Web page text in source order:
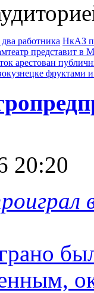
работника НкАЗ
представит в
арестован
фруктами
20:20